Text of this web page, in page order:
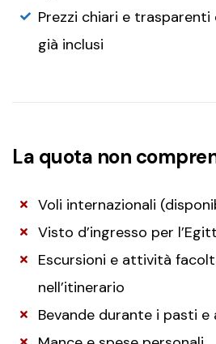
Prezzi chiari e trasparenti
già inclusi
La quota non
Voli internazionali
Visto d’ingresso per
Escursioni e attività
nell’itinerario
Bevande durante i pasti e